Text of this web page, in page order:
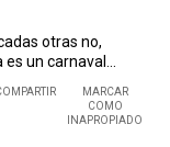
otras no,
un carnaval...
MARCAR
COMO
INAPROPIADO